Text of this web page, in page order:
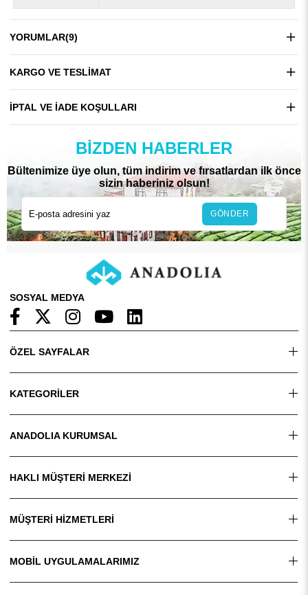
YORUMLAR(9)
KARGO VE TESLIMAT
İPTAL VE İADE KOŞULLARI
BIZDEN HABERLER
Bültenimize üye olun, tüm indirim ve fırsatlardan ilk önce
sizin haberiniz olsun!
GÖNDER
SOSYAL MEDYA
ÖZEL SAYFALAR
KATEGORİLER
ANADOLIA KURUMSAL
HAKLI MÜŞTERİ MERKEZİ
MÜŞTERİ HİZMETLERİ
MOBİL UYGULAMALARIMIZ